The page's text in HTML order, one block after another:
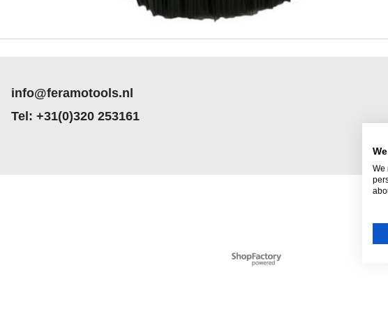
info@feramotools.nl
Tel: +31(0)320 253161
Webwinkel gemaakt met
ShopFactory webwinkel
We